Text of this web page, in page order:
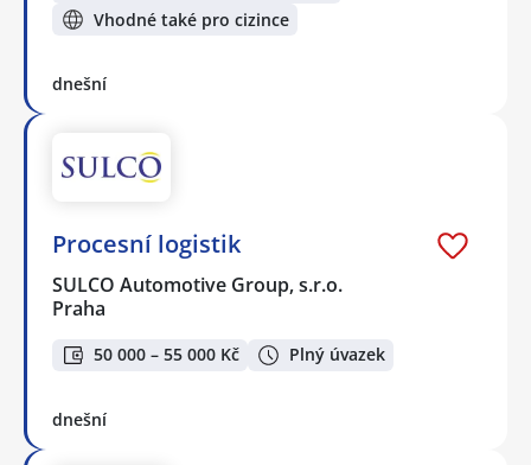
Vhodné také pro cizince
dnešní
Procesní logistik
SULCO Automotive Group, s.r.o.
Praha
50 000 – 55 000 Kč Plný úvazek
dnešní